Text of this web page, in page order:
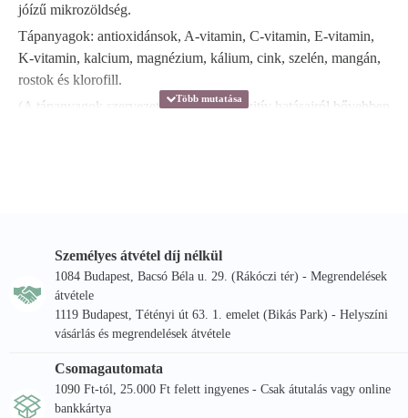
jóízű mikrozöldség.
Tápanyagok: antioxidánsok, A-vitamin, C-vitamin, E-vitamin,
K-vitamin, kalcium, magnézium, kálium, cink, szelén, mangán,
rostok és klorofill.
(A tápanyagok szervezetre gyakorolt pozitív hatásairól bővebben
Főbb előnyök: koncentrált vitamin és ásványi anyag tartalom
A komatsuna mikrozöldről:
A komatsuna mikrozöldje könnyen és gyorsan növeszthető.
Hosszabb, közepesen vastag szár és dús, széles zöld levelek
Ázsiai ételeket díszíthetsz vele, de bármilyen fogást keleties
hangulatúvá tehetsz segítségével. Bátran ajánljuk mindenkinek,
Személyes átvétel díj nélkül
1084 Budapest, Bacsó Béla u. 29. (Rákóczi tér) - Megrendelések
átvétele
1119 Budapest, Tétényi út 63. 1. emelet (Bikás Park) - Helyszíni
vásárlás és megrendelések átvétele
Csomagautomata
1090 Ft-tól, 25.000 Ft felett ingyenes - Csak átutalás vagy online
bankkártya